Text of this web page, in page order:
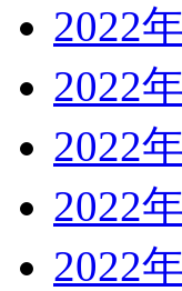
2022
2022
2022
2022
2022